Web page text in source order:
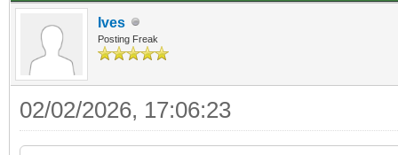
Ives
Posting Freak
02/02/2026, 17:06:23